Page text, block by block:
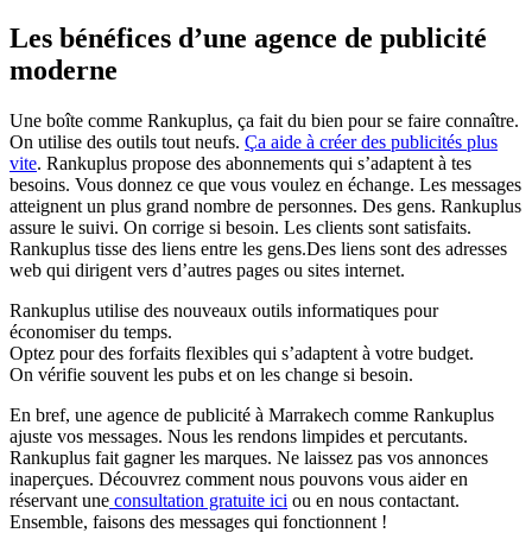
Les bénéfices d’une agence de publicité
moderne
Une boîte comme Rankuplus, ça fait du bien pour se faire connaître.
On utilise des outils tout neufs. Ça aide à créer des publicités plus
vite. Rankuplus propose des abonnements qui s’adaptent à tes
besoins. Vous donnez ce que vous voulez en échange. Les messages
atteignent un plus grand nombre de personnes. Des gens. Rankuplus
assure le suivi. On corrige si besoin. Les clients sont satisfaits.
Rankuplus tisse des liens entre les gens.Des liens sont des adresses
web qui dirigent vers d’autres pages ou sites internet.
Rankuplus utilise des nouveaux outils informatiques pour
économiser du temps.
Optez pour des forfaits flexibles qui s’adaptent à votre budget.
On vérifie souvent les pubs et on les change si besoin.
En bref, une agence de publicité à Marrakech comme Rankuplus
ajuste vos messages. Nous les rendons limpides et percutants.
Rankuplus fait gagner les marques. Ne laissez pas vos annonces
inaperçues. Découvrez comment nous pouvons vous aider en
réservant une consultation gratuite ici ou en nous contactant.
Ensemble, faisons des messages qui fonctionnent !